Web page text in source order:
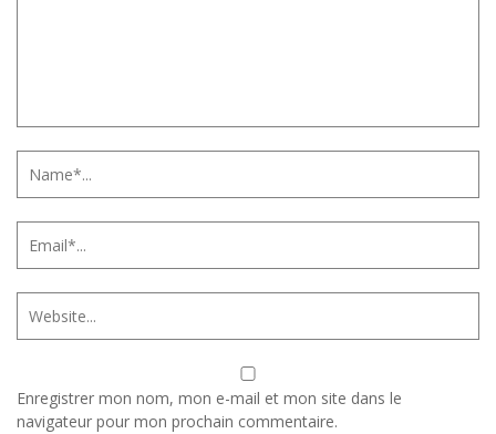
Enregistrer mon nom, mon e-mail et mon site dans le
navigateur pour mon prochain commentaire.